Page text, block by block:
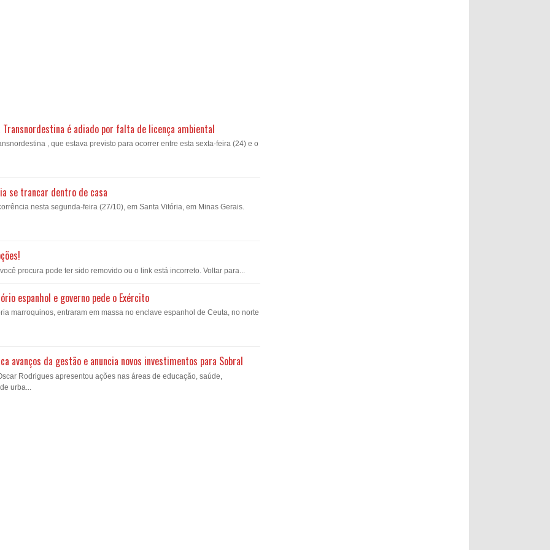
é adiado por falta de licença ambiental
, que estava previsto para ocorrer entre esta sexta-feira (24) e o
se trancar dentro de casa
nesta segunda-feira (27/10), em Santa Vitória, em Minas Gerais.
procura pode ter sido removido ou o link está incorreto. Voltar para...
espanhol e governo pede o Exército
marroquinos, entraram em massa no enclave espanhol de Ceuta, no norte
avanços da gestão e anuncia novos investimentos para Sobral
Rodrigues apresentou ações nas áreas de educação, saúde,
urba...